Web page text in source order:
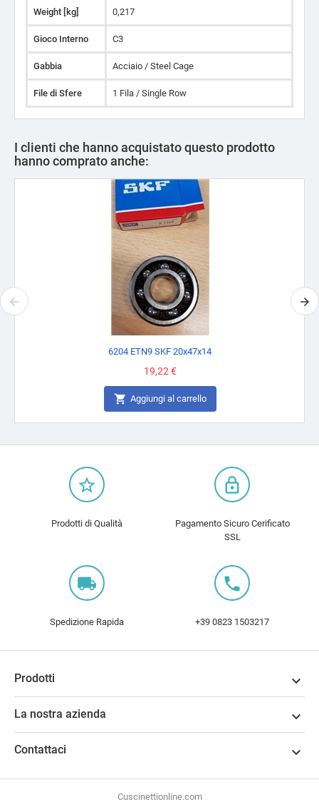
Weight [kg] 0,217
Gioco Interno C3
Gabbia Acciaio / Steel Cage
File di Sfere 1 Fila / Single Row
I clienti che hanno acquistato questo prodotto
hanno comprato anche:
6204 ETN9 SKF 20x47x14
Prezzo
19,22 €
 Aggiungi al carrello
star_border
Prodotti di Qualità
lock_outline
Pagamento Sicuro Cerificato
SSL
local_shipping
Spedizione Rapida
local_phone
+39 0823 1503217
Prodotti 
La nostra azienda 
Contattaci 
Cuscinettionline.com